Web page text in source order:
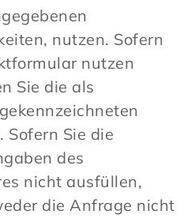
nutzen. Sofern
nutzen
Sie die als
Sofern Sie die
des
nicht ausfüllen,
die Anfrage nicht